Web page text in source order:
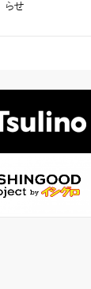
らせ